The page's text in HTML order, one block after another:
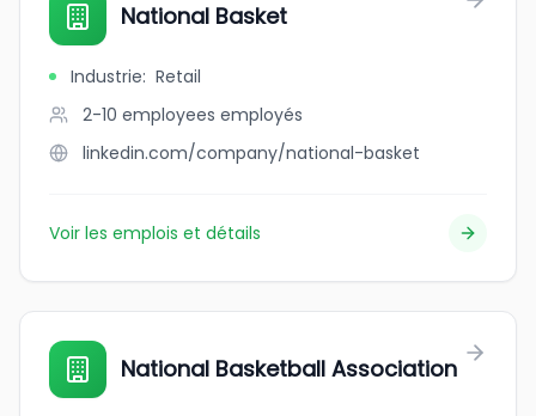
National Basket
Industrie: Retail
2-10 employees employés
linkedin.com/company/national-basket
Voir les emplois et détails
National Basketball Association